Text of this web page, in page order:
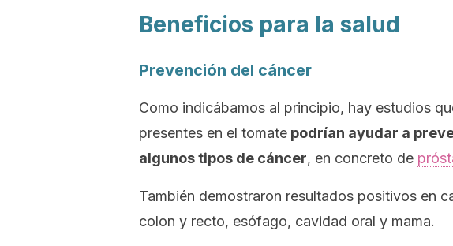
Beneficios para la salud
Prevención del cáncer
Como indicábamos al principio, hay estudios
presentes en el tomate podrían ayudar a
algunos tipos de cáncer, en concreto de
También demostraron resultados positivos en
colon y recto, esófago, cavidad oral y mama.